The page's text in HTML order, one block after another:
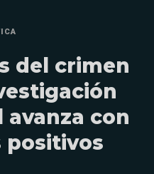
del crimen
con
positivos